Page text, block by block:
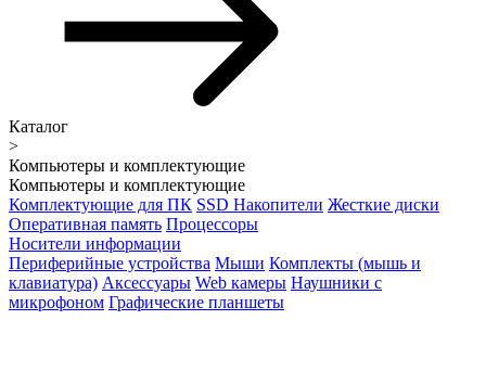
Каталог
>
Компьютеры и комплектующие
Компьютеры и комплектующие
Комплектующие для ПК SSD Накопители Жесткие диски
Оперативная память Процессоры
Носители информации
Периферийные устройства Мыши Комплекты (мышь и
клавиатура) Аксессуары Web камеры Наушники с
микрофоном Графические планшеты